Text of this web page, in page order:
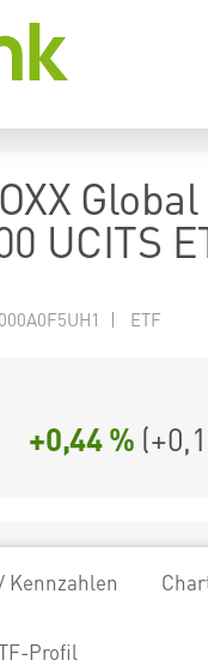
UCITS
| ETF
+0,44 % (
Kennzahlen
Profil